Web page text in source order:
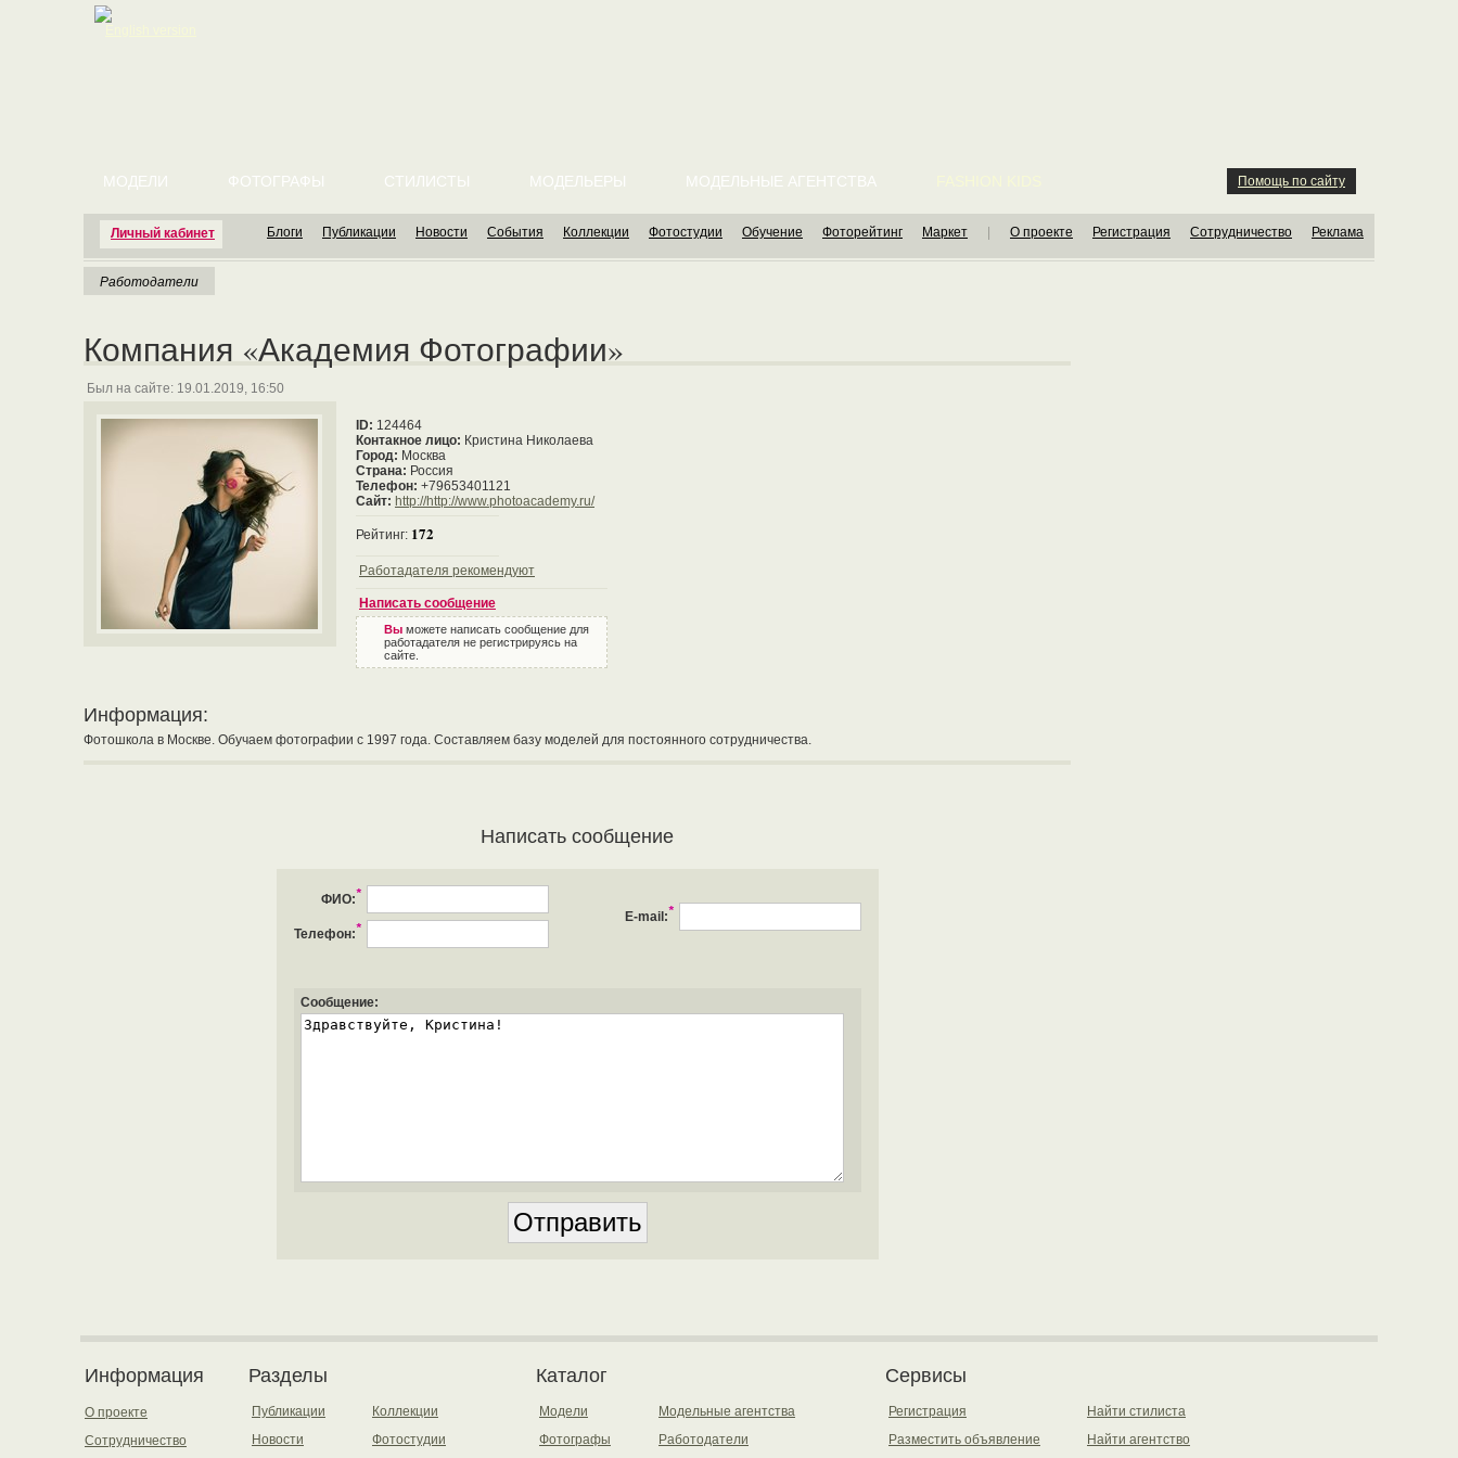
Личный кабинет
МОДЕЛИ ФОТОГРАФЫ СТИЛИСТЫ МОДЕЛЬЕРЫ МОДЕЛЬНЫЕ АГЕНТСТВА Помощь по сайту
Блоги Публикации Новости События Коллекции Фотостудии Обучение Фоторейтинг Маркет О проекте Регистрация Сотрудничество Реклама
Работодатели
Компания «Академия Фотографии»
Был на сайте: 19.01.2019, 16:50
ID: 124464
Контакное лицо: Кристина Николаева
Город: Москва
Страна: Россия
Телефон: +79653401121
Сайт: http://http://www.photoacademy.ru/
Рейтинг: 172
Работадателя рекомендуют
Написать сообщение
Вы можете написать сообщение для
работадателя не регистрируясь на
сайте.
Информация:
Фотошкола в Москве. Обучаем фотографии с 1997 года. Составляем базу моделей для постоянного сотрудничества.
Написать сообщение
ФИО:*
Телефон:*
E-mail:*
Сообщение:
Информация
О проекте
Сотрудничество
Разделы
Публикации
Новости
Коллекции
Фотостудии
Каталог
Модели
Фотографы
Модельные агентства
Работодатели
Сервисы
Регистрация
Разместить объявление
Найти стилиста
Найти агентство